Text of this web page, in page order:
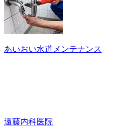
あいおい水道メンテナンス
遠藤内科医院